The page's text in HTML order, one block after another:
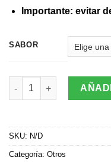
Importante: evitar
SABOR
Vaporizador
SKU: N/D
Categoría: Otros